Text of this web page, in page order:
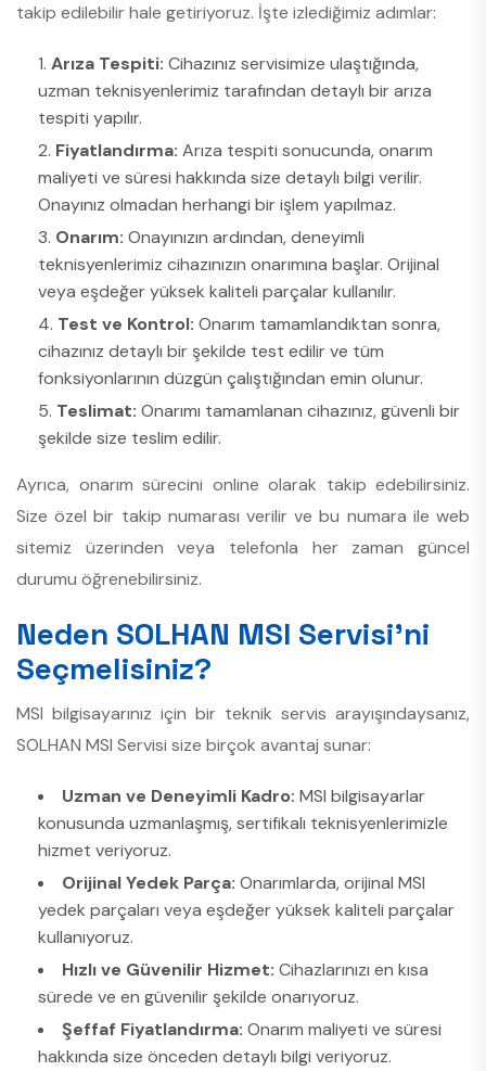
takip edilebilir hale getiriyoruz. İşte izlediğimiz adımlar:
Arıza Tespiti: Cihazınız servisimize ulaştığında,
uzman teknisyenlerimiz tarafından detaylı bir arıza
tespiti yapılır.
Fiyatlandırma: Arıza tespiti sonucunda, onarım
maliyeti ve süresi hakkında size detaylı bilgi verilir.
Onayınız olmadan herhangi bir işlem yapılmaz.
Onarım: Onayınızın ardından, deneyimli
teknisyenlerimiz cihazınızın onarımına başlar. Orijinal
veya eşdeğer yüksek kaliteli parçalar kullanılır.
Test ve Kontrol: Onarım tamamlandıktan sonra,
cihazınız detaylı bir şekilde test edilir ve tüm
fonksiyonlarının düzgün çalıştığından emin olunur.
Teslimat: Onarımı tamamlanan cihazınız, güvenli bir
şekilde size teslim edilir.
Ayrıca, onarım sürecini online olarak takip edebilirsiniz.
Size özel bir takip numarası verilir ve bu numara ile web
sitemiz üzerinden veya telefonla her zaman güncel
durumu öğrenebilirsiniz.
Neden SOLHAN MSI Servisi’ni
Seçmelisiniz?
MSI bilgisayarınız için bir teknik servis arayışındaysanız,
SOLHAN MSI Servisi size birçok avantaj sunar:
Uzman ve Deneyimli Kadro: MSI bilgisayarlar
konusunda uzmanlaşmış, sertifikalı teknisyenlerimizle
hizmet veriyoruz.
Orijinal Yedek Parça: Onarımlarda, orijinal MSI
yedek parçaları veya eşdeğer yüksek kaliteli parçalar
kullanıyoruz.
Hızlı ve Güvenilir Hizmet: Cihazlarınızı en kısa
sürede ve en güvenilir şekilde onarıyoruz.
Şeffaf Fiyatlandırma: Onarım maliyeti ve süresi
hakkında size önceden detaylı bilgi veriyoruz.